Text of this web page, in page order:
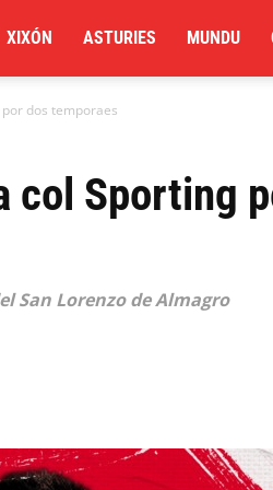
XIXÓN ASTURIES MUNDU
dos temporaes
col Sporting
San Lorenzo de Almagro